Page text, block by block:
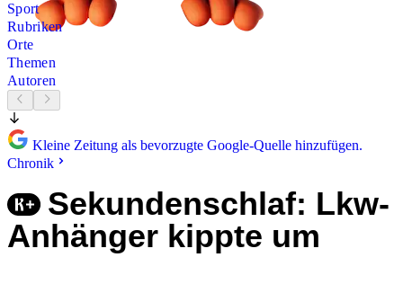
Sport
Rubriken
Orte
Themen
Autoren
Kleine Zeitung als bevorzugte Google-Quelle hinzufügen.
Chronik
Sekundenschlaf: Lkw-
Anhänger kippte um